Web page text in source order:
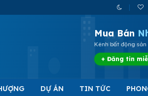
Mua Bán
Kênh bất động sản
+ Đăng tin
DỰ ÁN TIN TỨC